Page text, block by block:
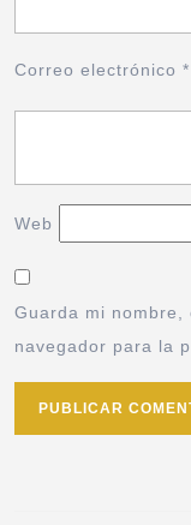
Correo electrónico *
Web
Guarda mi
navegador para la